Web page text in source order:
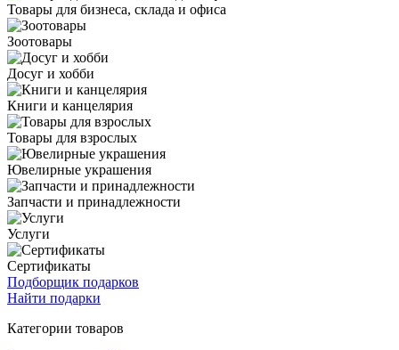
Товары для бизнеса, склада и офиса
Зоотовары
Досуг и хобби
Книги и канцелярия
Товары для взрослых
Ювелирные украшения
Запчасти и принадлежности
Услуги
Сертификаты
Подборщик подарков
Найти подарки
Категории товаров